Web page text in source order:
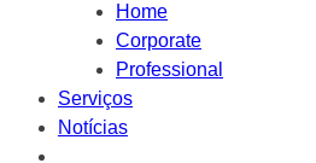
Home
Corporate
Professional
Serviços
Notícias